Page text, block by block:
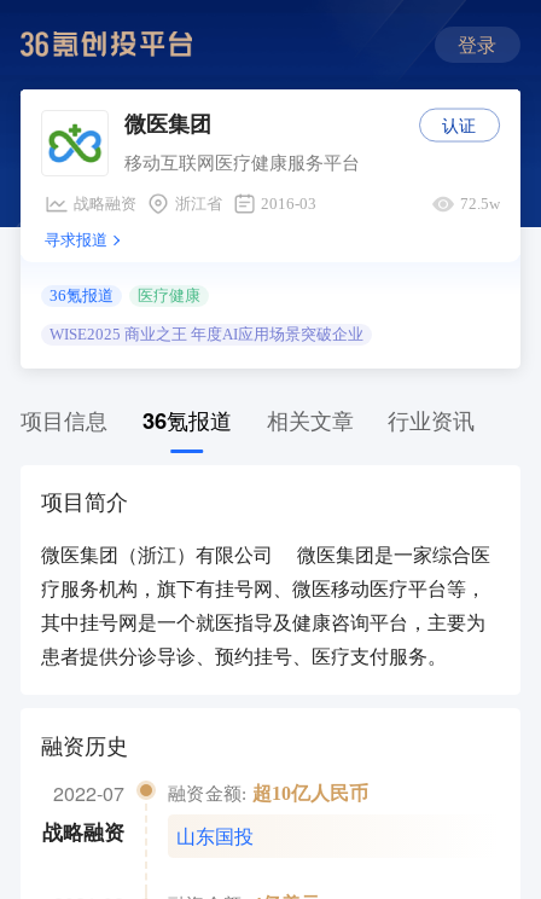
登录
微医集团
移动互联网医疗健康服务平台
战略融资 浙江省 2016-03 72.5w
寻求报道
36氪报道 医疗健康
WISE2025 商业之王 年度AI应用场景突破企业
认证
项目信息 36氪报道 相关文章 行业资讯
项目简介
微医集团（浙江）有限公司 微医集团是一家综合医
疗服务机构，旗下有挂号网、微医移动医疗平台等，
其中挂号网是一个就医指导及健康咨询平台，主要为
患者提供分诊导诊、预约挂号、医疗支付服务。
融资历史
2022-07
战略融资
融资金额: 超10亿人民币
山东国投